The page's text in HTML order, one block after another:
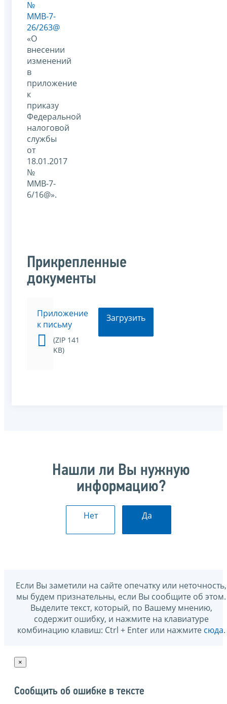
№
ММВ-7-
26/263@
«О
внесении
изменений
в
приложение
к
приказу
Федеральной
налоговой
службы
от
18.01.2017
№
ММВ-7-
6/16@».
Прикрепленные
документы
Приложение
к письму
(ZIP 141
KB)
Загрузить
Нашли ли Вы нужную
информацию?
Нет Да
Если Вы заметили на сайте опечатку или неточность,
мы будем признательны, если Вы сообщите об этом.
Выделите текст, который, по Вашему мнению,
содержит ошибку, и нажмите на клавиатуре
комбинацию клавиш: Ctrl + Enter или нажмите сюда.
×
Сообщить об ошибке в тексте